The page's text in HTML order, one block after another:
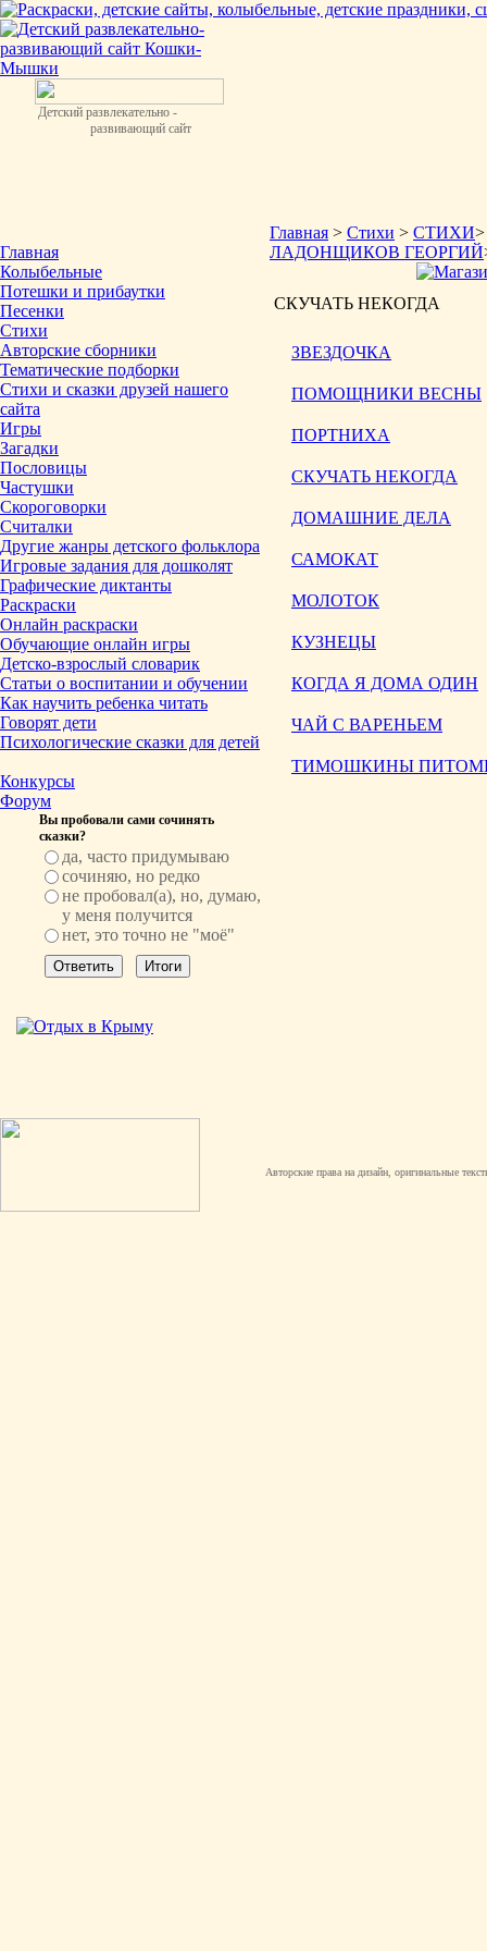
Детский развлекательно -
развивающий сайт
Главная
Колыбельные
Потешки и прибаутки
Песенки
Стихи
Авторские сборники
Тематические подборки
Стихи и сказки друзей нашего
сайта
Игры
Загадки
Пословицы
Частушки
Скороговорки
Считалки
Другие жанры детского фольклора
Игровые задания для дошколят
Графические диктанты
Раскраски
Онлайн раскраски
Обучающие онлайн игры
Детско-взрослый словарик
Статьи о воспитании и обучении
Как научить ребенка читать
Говорят дети
Психологические сказки для детей
Конкурсы
Форум
Вы пробовали сами сочинять
сказки?
да, часто придумываю
сочиняю, но редко
не пробовал(а), но, думаю,
у меня получится
нет, это точно не "моё"
Главная > Стихи > СТИХИ
ЛАДОНЩИКОВ ГЕОРГИЙ
СКУЧАТЬ НЕКОГДА
ЗВЕЗДОЧКА
ПОМОЩНИКИ ВЕСНЫ
ПОРТНИХА
СКУЧАТЬ НЕКОГДА
ДОМАШНИЕ ДЕЛА
САМОКАТ
МОЛОТОК
КУЗНЕЦЫ
КОГДА Я ДОМА ОДИН
ЧАЙ С ВАРЕНЬЕМ
ТИМОШКИНЫ
Авторские права на дизайн, оригинальные